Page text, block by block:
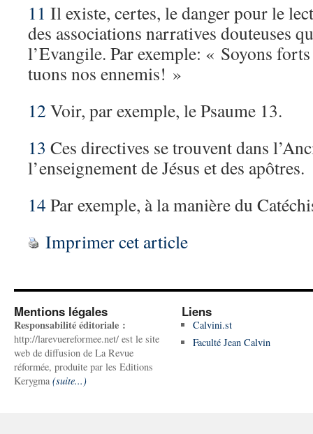
11 Il existe, certes, le danger pour le
des associations narratives douteuses
l’Evangile. Par exemple: « Soyons
tuons nos ennemis! »
12 Voir, par exemple, le Psaume 13.
13 Ces directives se trouvent dans
l’enseignement de Jésus et des apôtres.
14 Par exemple, à la manière du
Imprimer cet article
Mentions légales
Responsabilité éditoriale :
http://larevuereformee.net/ est le site
web de diffusion de La Revue
réformée, produite par les Editions
Kerygma (suite...)
Liens
Calvini.st
Faculté Jean Calvin